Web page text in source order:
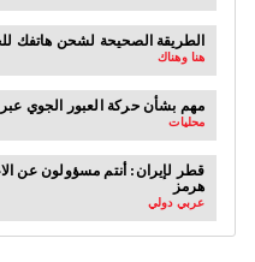
الطريقة الصحيحة لشحن هاتفك
هنا وهناك
مهم بشأن حركة العبور الجوي عبر
محليات
قطر لإيران: أنتم مسؤولون عن
هرمز
عربي دولي